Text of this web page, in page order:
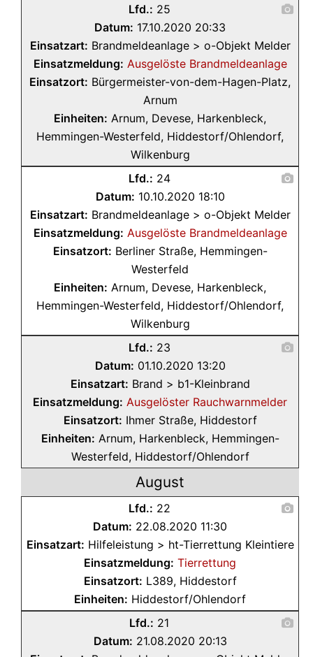
Lfd.: 25
Datum: 17.10.2020 20:33
Einsatzart: Brandmeldeanlage > o-Objekt Melder
Einsatzmeldung: Ausgelöste Brandmeldeanlage
Einsatzort: Bürgermeister-von-dem-Hagen-Platz,
Arnum
Einheiten: Arnum, Devese, Harkenbleck,
Hemmingen-Westerfeld, Hiddestorf/Ohlendorf,
Wilkenburg
Lfd.: 24
Datum: 10.10.2020 18:10
Einsatzart: Brandmeldeanlage > o-Objekt Melder
Einsatzmeldung: Ausgelöste Brandmeldeanlage
Einsatzort: Berliner Straße, Hemmingen-
Westerfeld
Einheiten: Arnum, Devese, Harkenbleck,
Hemmingen-Westerfeld, Hiddestorf/Ohlendorf,
Wilkenburg
Lfd.: 23
Datum: 01.10.2020 13:20
Einsatzart: Brand > b1-Kleinbrand
Einsatzmeldung: Ausgelöster Rauchwarnmelder
Einsatzort: Ihmer Straße, Hiddestorf
Einheiten: Arnum, Harkenbleck, Hemmingen-
Westerfeld, Hiddestorf/Ohlendorf
August
Lfd.: 22
Datum: 22.08.2020 11:30
Einsatzart: Hilfeleistung > ht-Tierrettung Kleintiere
Einsatzmeldung: Tierrettung
Einsatzort: L389, Hiddestorf
Einheiten: Hiddestorf/Ohlendorf
Lfd.: 21
Datum: 21.08.2020 20:13